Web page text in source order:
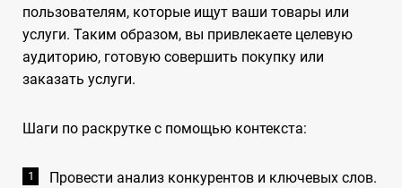
пользователям, которые ищут ваши товары или
услуги. Таким образом, вы привлекаете целевую
аудиторию, готовую совершить покупку или
заказать услуги.
Шаги по раскрутке с помощью контекста:
Провести анализ конкурентов и ключевых слов.